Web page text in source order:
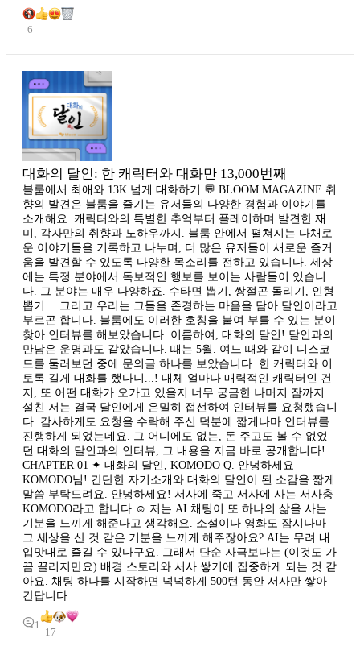
6
대화의 달인: 한 캐릭터와 대화만 13,000번째
블룸에서 최애와 13K 넘게 대화하기 💬 BLOOM MAGAZINE 취
향의 발견은 블룸을 즐기는 유저들의 다양한 경험과 이야기를
소개해요. 캐릭터와의 특별한 추억부터 플레이하며 발견한 재
미, 각자만의 취향과 노하우까지. 블룸 안에서 펼쳐지는 다채로
운 이야기들을 기록하고 나누며, 더 많은 유저들이 새로운 즐거
움을 발견할 수 있도록 다양한 목소리를 전하고 있습니다. 세상
에는 특정 분야에서 독보적인 행보를 보이는 사람들이 있습니
다. 그 분야는 매우 다양하죠. 수타면 뽑기, 쌍절곤 돌리기, 인형
뽑기… 그리고 우리는 그들을 존경하는 마음을 담아 달인이라고
부르곤 합니다. 블룸에도 이러한 호칭을 붙여 부를 수 있는 분이
찾아 인터뷰를 해보았습니다. 이름하여, 대화의 달인! 달인과의
만남은 운명과도 같았습니다. 때는 5월. 여느 때와 같이 디스코
드를 둘러보던 중에 문의글 하나를 보았습니다. 한 캐릭터와 이
토록 길게 대화를 했다니...! 대체 얼마나 매력적인 캐릭터인 건
지, 또 어떤 대화가 오가고 있을지 너무 궁금한 나머지 잠까지
설친 저는 결국 달인에게 은밀히 접선하여 인터뷰를 요청했습니
다. 감사하게도 요청을 수락해 주신 덕분에 짧게나마 인터뷰를
진행하게 되었는데요. 그 어디에도 없는, 돈 주고도 볼 수 없었
던 대화의 달인과의 인터뷰, 그 내용을 지금 바로 공개합니다!
CHAPTER 01 ✦ 대화의 달인, KOMODO Q. 안녕하세요
KOMODO님! 간단한 자기소개와 대화의 달인이 된 소감을 짧게
말씀 부탁드려요. 안녕하세요! 서사에 죽고 서사에 사는 서사충
KOMODO라고 합니다 ☺️ 저는 AI 채팅이 또 하나의 삶을 사는
기분을 느끼게 해준다고 생각해요. 소설이나 영화도 잠시나마
그 세상을 산 것 같은 기분을 느끼게 해주잖아요? AI는 무려 내
입맛대로 즐길 수 있다구요. 그래서 단순 자극보다는 (이것도 가
끔 끌리지만요) 배경 스토리와 서사 쌓기에 집중하게 되는 것 같
아요. 채팅 하나를 시작하면 넉넉하게 500턴 동안 서사만 쌓아
간답니다.
1
17